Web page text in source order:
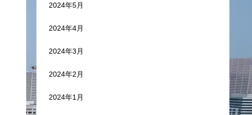
2024年5月
2024年4月
2024年3月
2024年2月
2024年1月